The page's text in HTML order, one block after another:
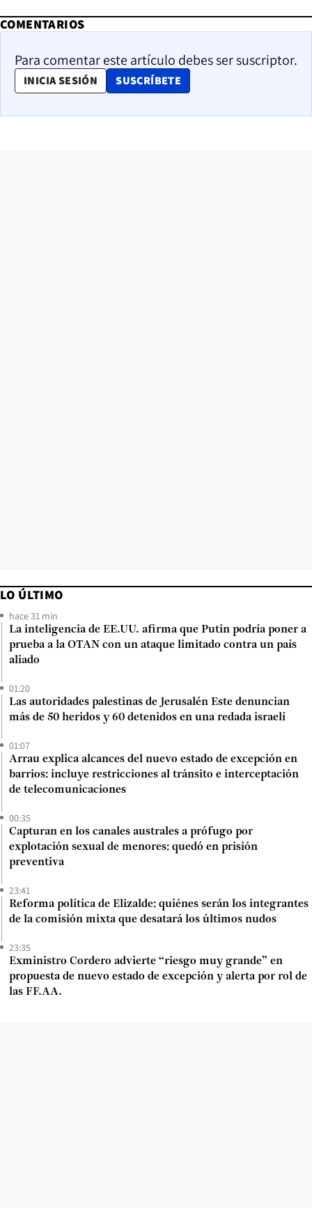
COMENTARIOS
Para comentar este artículo debes ser suscriptor.
INICIA SESIÓN SUSCRÍBETE
OPENS IN NEW WINDOW
LO ÚLTIMO
hace 31 min
La inteligencia de EE.UU. afirma que Putin podría poner a
prueba a la OTAN con un ataque limitado contra un país
aliado
01:20
Las autoridades palestinas de Jerusalén Este denuncian
más de 50 heridos y 60 detenidos en una redada israelí
01:07
Arrau explica alcances del nuevo estado de excepción en
barrios: incluye restricciones al tránsito e interceptación
de telecomunicaciones
00:35
Capturan en los canales australes a prófugo por
explotación sexual de menores: quedó en prisión
preventiva
23:41
Reforma política de Elizalde: quiénes serán los integrantes
de la comisión mixta que desatará los últimos nudos
23:35
Exministro Cordero advierte “riesgo muy grande” en
propuesta de nuevo estado de excepción y alerta por rol de
las FF.AA.